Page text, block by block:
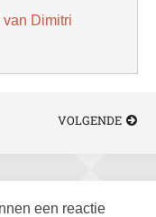
Dimitri
VOLGENDE
een reactie